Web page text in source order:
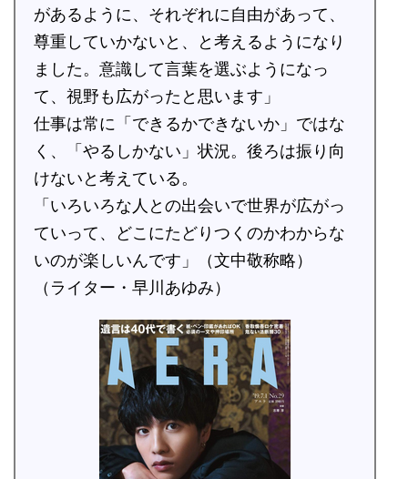
があるように、それぞれに自由があって、
尊重していかないと、と考えるようになり
ました。意識して言葉を選ぶようになっ
て、視野も広がったと思います」
仕事は常に「できるかできないか」ではな
く、「やるしかない」状況。後ろは振り向
けないと考えている。
「いろいろな人との出会いで世界が広がっ
ていって、どこにたどりつくのかわからな
いのが楽しいんです」（文中敬称略）
（ライター・早川あゆみ）